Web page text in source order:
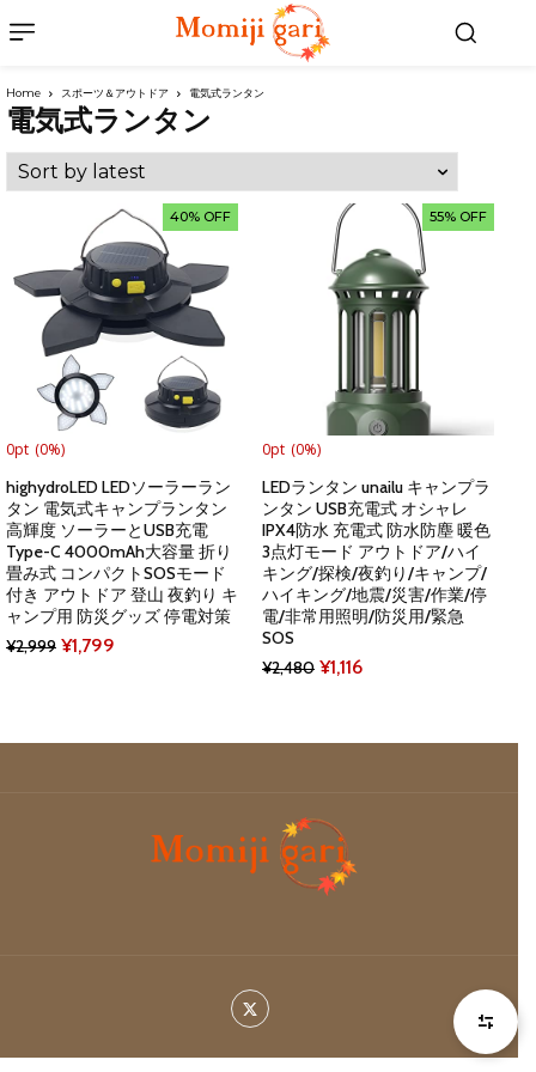
Home スポーツ＆アウトドア 電気式ランタン
電気式ランタン
40% OFF
0pt (0%)
highydroLED LEDソーラーラン
タン 電気式キャンプランタン
高輝度 ソーラーとUSB充電
Type-C 4000mAh大容量 折り
畳み式 コンパクトSOSモード
付き アウトドア 登山 夜釣り キ
ャンプ用 防災グッズ 停電対策
¥2,999 Original
¥2,999.
¥1,799
¥1,799.
55% OFF
0pt (0%)
LEDランタン unailu キャンプラ
ンタン USB充電式 オシャレ
IPX4防水 充電式 防水防塵 暖色
3点灯モード アウトドア/ハイ
キング/探検/夜釣り/キャンプ/
ハイキング/地震/災害/作業/停
電/非常用照明/防災用/緊急
SOS
¥2,480 Original
¥1,116Current